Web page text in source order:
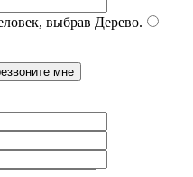
выбрав Дерево.